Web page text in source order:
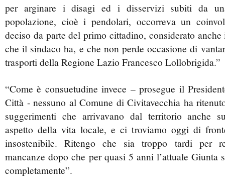
per arginare i disagi ed i disservizi subiti da
popolazione, cioè i pendolari, occorreva un
deciso da parte del primo cittadino, considerato
che il sindaco ha, e che non perde occasione di
trasporti della Regione Lazio Francesco Lollobrigida.”
“Come è consuetudine invece – prosegue il
Città - nessuno al Comune di Civitavecchia ha
suggerimenti che arrivavano dal territorio anche
aspetto della vita locale, e ci troviamo oggi di
insostenibile. Ritengo che sia troppo tardi per
mancanze dopo che per quasi 5 anni l’attuale Giunta
completamente”.